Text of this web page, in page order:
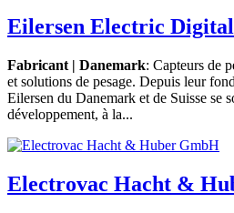
Eilersen Electric Digital
Fabricant | Danemark: Capteurs de
et solutions de pesage. Depuis leur
Eilersen du Danemark et de Suisse se
développement, à la...
Electrovac Hacht &